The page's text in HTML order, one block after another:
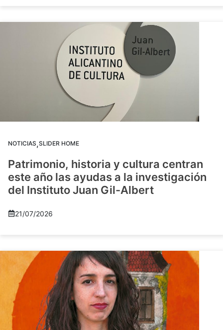
NOTICIAS,SLIDER HOME
Patrimonio, historia y cultura centran
este año las ayudas a la investigación
del Instituto Juan Gil-Albert
21/07/2026